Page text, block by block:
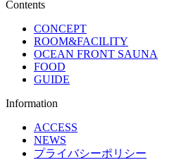
Contents
CONCEPT
ROOM&FACILITY
OCEAN FRONT SAUNA
FOOD
GUIDE
Information
ACCESS
NEWS
プライバシーポリシー